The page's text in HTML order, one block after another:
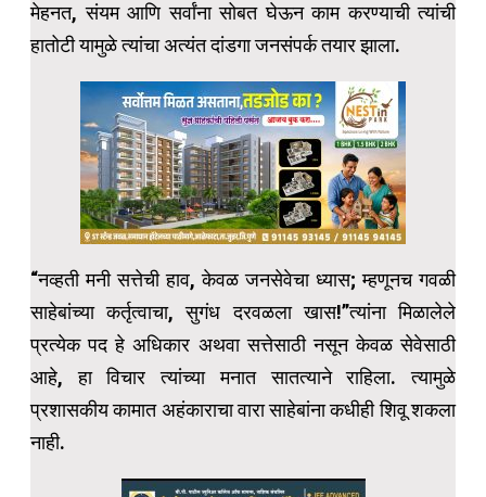
मेहनत, संयम आणि सर्वांना सोबत घेऊन काम करण्याची त्यांची
हातोटी यामुळे त्यांचा अत्यंत दांडगा जनसंपर्क तयार झाला.
“नव्हती मनी सत्तेची हाव, केवळ जनसेवेचा ध्यास; म्हणूनच गवळी
साहेबांच्या कर्तृत्वाचा, सुगंध दरवळला खास!”त्यांना मिळालेले
प्रत्येक पद हे अधिकार अथवा सत्तेसाठी नसून केवळ सेवेसाठी
आहे, हा विचार त्यांच्या मनात सातत्याने राहिला. त्यामुळे
प्रशासकीय कामात अहंकाराचा वारा साहेबांना कधीही शिवू शकला
नाही.